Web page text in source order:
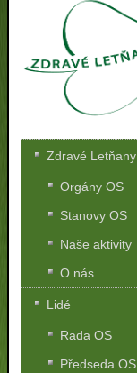
Zdravé Letňany
Orgány OS
Stanovy OS
Naše aktivity
O nás
Lidé
Rada OS
Předseda OS